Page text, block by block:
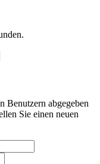
Benutzern abgegeben
Sie einen neuen